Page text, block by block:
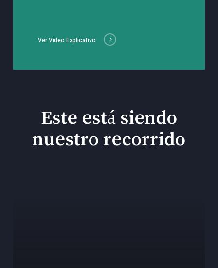
Ver Video Explicativo
Este está siendo
nuestro recorrido